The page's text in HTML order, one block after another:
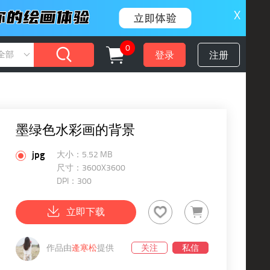
X
部
0
登录 注册
墨绿色水彩画的背景
jpg
大小：5.52 MB
尺寸：3600X3600
DPI：300
立即下载
作品由逄寒松提供 关注 私信